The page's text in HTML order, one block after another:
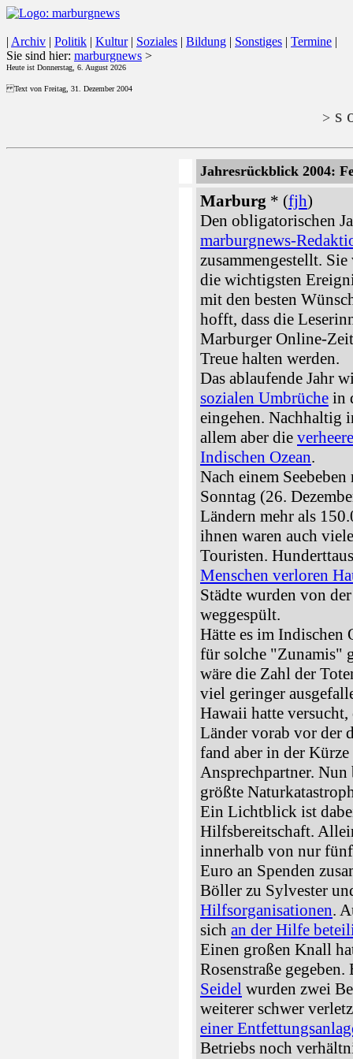
| Archiv | Politik | Kultur| Soziales | Bildung | Sonstiges | Termine |
Sie sind hier: marburgnews >
Heute ist Donnerstag, 6. August 2026
Text von Freitag, 31. Dezember 2004
> s
Jahresrückblick 2004:
Marburg * (fjh)
Den obligatorischen
marburgnews-
zusammengestellt.
die wichtigsten
mit den besten
hofft, dass die
Marburger Online-
Treue halten werden.
Das ablaufende Jahr
sozialen Umbrüche in
eingehen. Nachhaltig
allem aber die
Indischen Ozean.
Nach einem
Sonntag (26.
Ländern mehr als
ihnen waren auch
Touristen.
Menschen verloren
Städte wurden von
weggespült.
Hätte es im Indischen
für solche "Zunamis"
wäre die Zahl der
viel geringer
Hawaii hatte versucht,
Länder vorab vor der
fand aber in der
Ansprechpartner.
größte
Ein Lichtblick ist
Hilfsbereitschaft.
innerhalb von nur
Euro an Spenden
Böller zu Sylvester
Hilfsorganisationen.
sich an der Hilfe
Einen großen Knall
Rosenstraße
Seidel wurden zwei
weiterer schwer
einer
Betriebs noch